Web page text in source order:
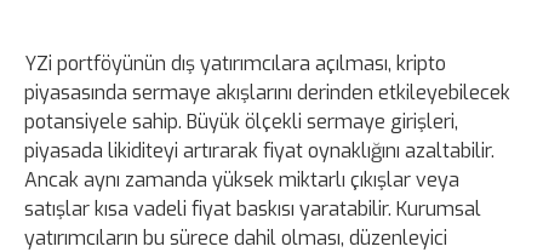
YZi portföyünün dış yatırımcılara açılması, kripto
piyasasında sermaye akışlarını derinden etkileyebilecek
potansiyele sahip. Büyük ölçekli sermaye girişleri,
piyasada likiditeyi artırarak fiyat oynaklığını azaltabilir.
Ancak aynı zamanda yüksek miktarlı çıkışlar veya
satışlar kısa vadeli fiyat baskısı yaratabilir. Kurumsal
yatırımcıların bu sürece dahil olması, düzenleyici